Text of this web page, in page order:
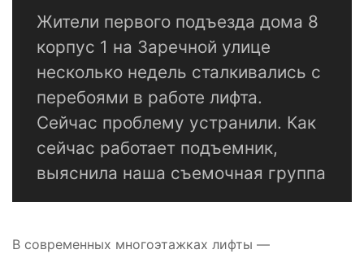
Жители первого подъезда дома 8
корпус 1 на Заречной улице
несколько недель сталкивались с
перебоями в работе лифта.
Сейчас проблему устранили. Как
сейчас работает подъемник,
выяснила наша съемочная группа
В современных многоэтажках лифты —